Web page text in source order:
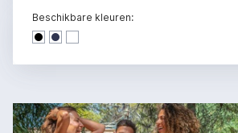
Beschikbare kleuren:
Dark denim
Dark denim
Dark denim